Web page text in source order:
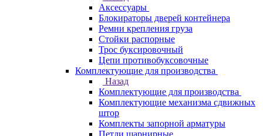
Аксессуары
Блокираторы дверей контейнера
Ремни крепления груза
Стойки распорные
Трос буксировочный
Цепи противобуксовочные
Комплектующие для производства
Назад
Комплектующие для производства
Комплектующие механизма сдвижных
штор
Комплекты запорной арматуры
Петли шарнирные